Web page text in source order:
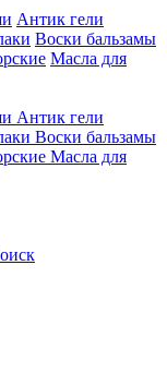
Антик гели
Воски бальзамы
Масла для
Антик гели
Воски бальзамы
Масла для